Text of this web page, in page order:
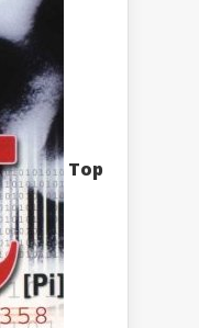
Top